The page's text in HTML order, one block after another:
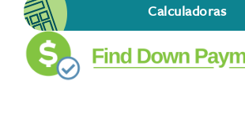
Calculadoras